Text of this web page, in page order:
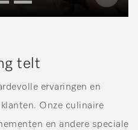
slide
telt
ervaringen en
Onze culinaire
en andere speciale